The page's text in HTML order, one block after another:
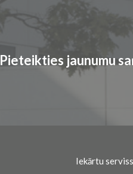
Pieteikties jaunumu
Iekārtu serviss